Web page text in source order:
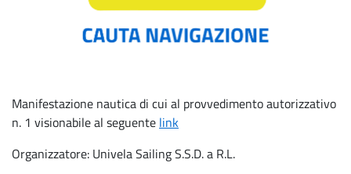
Manifestazione nautica di cui al provvedimento autorizzativo
n. 1 visionabile al seguente link
Organizzatore: Univela Sailing S.S.D. a R.L.